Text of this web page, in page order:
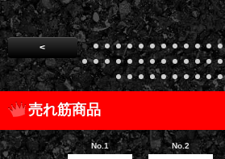
<
売れ筋商品
No.1 No.2